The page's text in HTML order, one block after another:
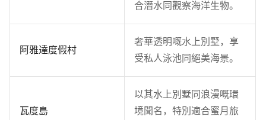
合潛水同觀察海洋生物。
阿雅達度假村
奢華透明嘅水上別墅，享
受私人泳池同絕美海景。
瓦度島
以其水上別墅同浪漫嘅環
境聞名，特別適合蜜月旅